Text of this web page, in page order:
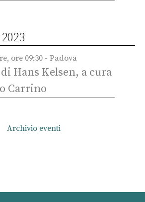
ore 09:30 - Padova
di Hans Kelsen, a cura
Carrino
Archivio eventi